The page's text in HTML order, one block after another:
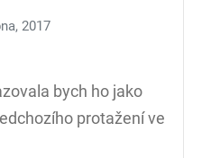
2017
bych ho jako
protažení ve